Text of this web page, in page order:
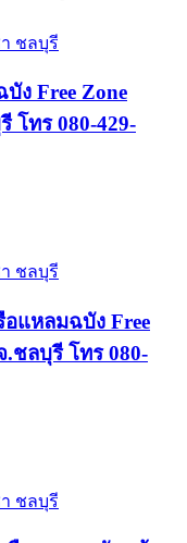
ชลบุรี
ง Free Zone
โทร 080-429-
ชลบุรี
อแหลมฉบัง Free
ชลบุรี โทร 080-
ชลบุรี